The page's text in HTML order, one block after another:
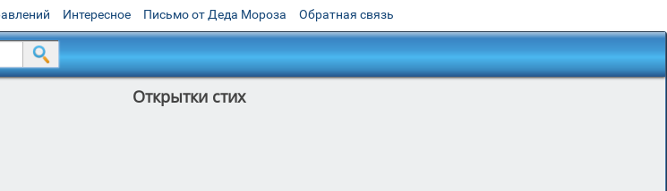
Интересное Письмо от Деда Мороза Обратная связь
Открытки стих